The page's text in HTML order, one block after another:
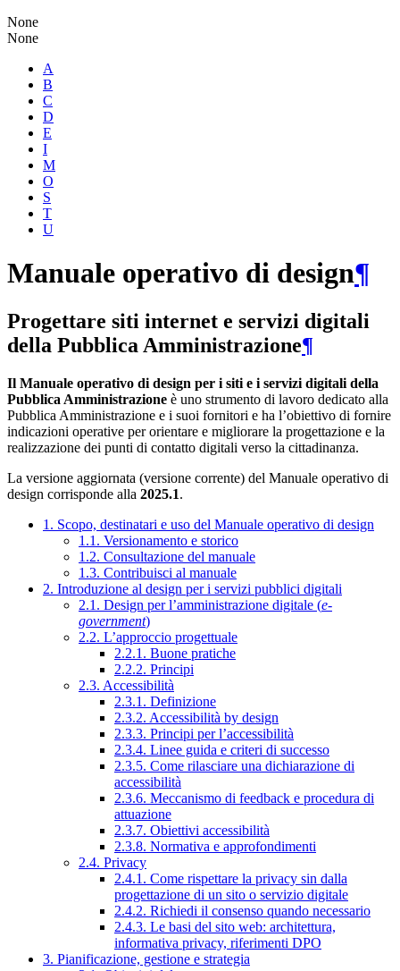
None
None
A
B
C
D
E
I
M
O
S
T
U
Manuale operativo di design¶
Progettare siti internet e servizi digitali
della Pubblica Amministrazione¶
Il Manuale operativo di design per i siti e i servizi digitali della
Pubblica Amministrazione è uno strumento di lavoro dedicato alla
Pubblica Amministrazione e i suoi fornitori e ha l’obiettivo di fornire
indicazioni operative per orientare e migliorare la progettazione e la
realizzazione dei punti di contatto digitali verso la cittadinanza.
La versione aggiornata (versione corrente) del Manuale operativo di
design corrisponde alla 2025.1.
1. Scopo, destinatari e uso del Manuale operativo di design
1.1. Versionamento e storico
1.2. Consultazione del manuale
1.3. Contribuisci al manuale
2. Introduzione al design per i servizi pubblici digitali
2.1. Design per l’amministrazione digitale (e-
government)
2.2. L’approccio progettuale
2.2.1. Buone pratiche
2.2.2. Principi
2.3. Accessibilità
2.3.1. Definizione
2.3.2. Accessibilità by design
2.3.3. Principi per l’accessibilità
2.3.4. Linee guida e criteri di successo
2.3.5. Come rilasciare una dichiarazione di
accessibilità
2.3.6. Meccanismo di feedback e procedura di
attuazione
2.3.7. Obiettivi accessibilità
2.3.8. Normativa e approfondimenti
2.4. Privacy
2.4.1. Come rispettare la privacy sin dalla
progettazione di un sito o servizio digitale
2.4.2. Richiedi il consenso quando necessario
2.4.3. Le basi del sito web: architettura,
informativa privacy, riferimenti DPO
3. Pianificazione, gestione e strategia